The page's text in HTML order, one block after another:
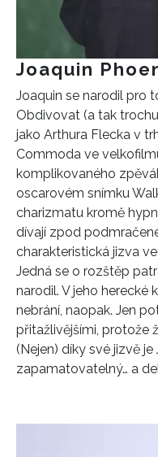
Joaquin
Joaquin se narodil pro
Obdivovat (a tak
jako Arthura Flecka v
Commoda ve
komplikovaného
oscarovém snímku
charizmatu kromě
dívají zpod
charakteristická jizva
Jedná se o rozštěp
narodil. Vjeho herecké
nebrání, naopak. Jen
přitažlivějšími, protože
(Nejen) díky své jizvě je
zapamatovatelný… a